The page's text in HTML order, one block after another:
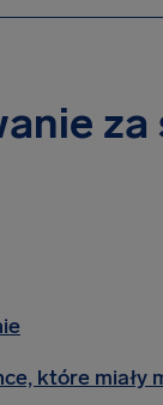
które miały